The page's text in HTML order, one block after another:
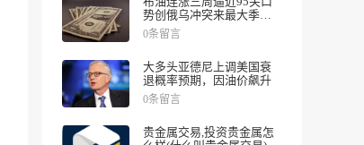
势创俄乌冲突来最大季度
涨幅
0条留言
大多头亚德尼上调美国衰
退概率预期，因油价飙升
0条留言
贵金属交易,投资贵金属怎